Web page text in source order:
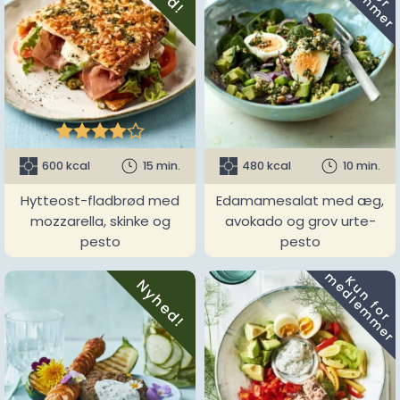

600 kcal 15 min.
Hytteost-fladbrød med
mozzarella, skinke og
pesto
480 kcal 10 min.
Edamamesalat med æg,
avokado og grov urte-
pesto
Nyhed! K
u
n
f
o
r
m
e
d
l
e
m
m
e
r